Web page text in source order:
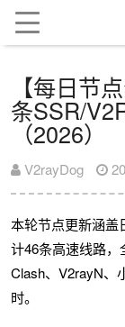
【每日节
条SSR/
（2026）
V2rayDog
本轮节点更新涵盖
计46条高速线路，
Clash、V2rayN、
时。